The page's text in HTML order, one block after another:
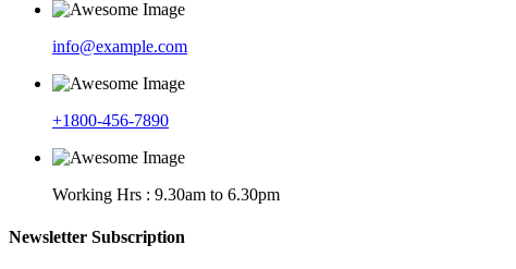
info@example.com
+1800-456-7890
Working Hrs : 9.30am to 6.30pm
Newsletter Subscription